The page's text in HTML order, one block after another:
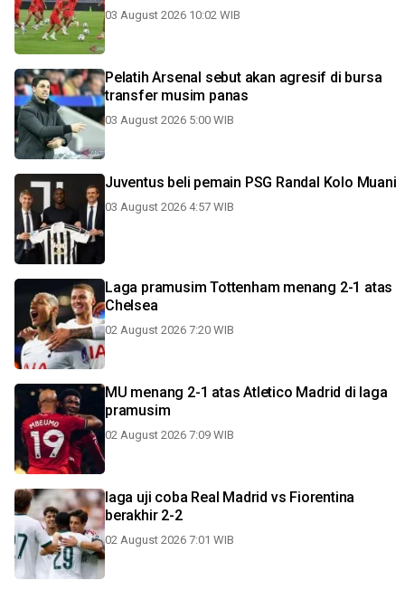
03 August 2026 10:02 WIB
Pelatih Arsenal sebut akan agresif di bursa
transfer musim panas
03 August 2026 5:00 WIB
Juventus beli pemain PSG Randal Kolo Muani
03 August 2026 4:57 WIB
Laga pramusim Tottenham menang 2-1 atas
Chelsea
02 August 2026 7:20 WIB
MU menang 2-1 atas Atletico Madrid di laga
pramusim
02 August 2026 7:09 WIB
laga uji coba Real Madrid vs Fiorentina
berakhir 2-2
02 August 2026 7:01 WIB